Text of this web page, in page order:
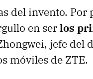
del invento. Por
en serlos
jefe del
móviles de ZTE.